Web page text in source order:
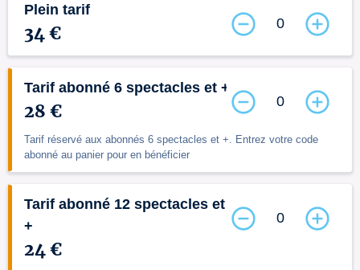
Plein tarif
34 € 0
Tarif abonné 6 spectacles et +
28 €
Tarif réservé aux abonnés 6 spectacles et +. Entrez votre code
abonné au panier pour en bénéficier
0
Tarif abonné 12 spectacles et
+
24 €
0